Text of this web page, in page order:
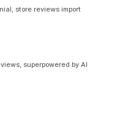
store reviews import
superpowered by AI